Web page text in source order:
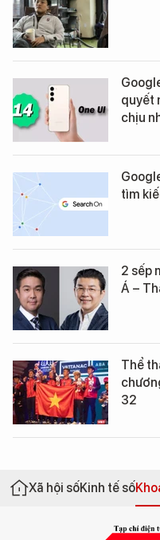
quyết
chịu
tìm
2 sếp
Á –
Thể
32
Xã hội sốKinh tế số